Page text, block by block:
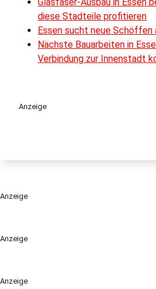
Anzeige
Anzeige
diese Stadteile profitieren
Essen sucht neue Schöffen
Nächste Bauarbeiten in
Verbindung zur Innenstadt
Anzeige
Anzeige